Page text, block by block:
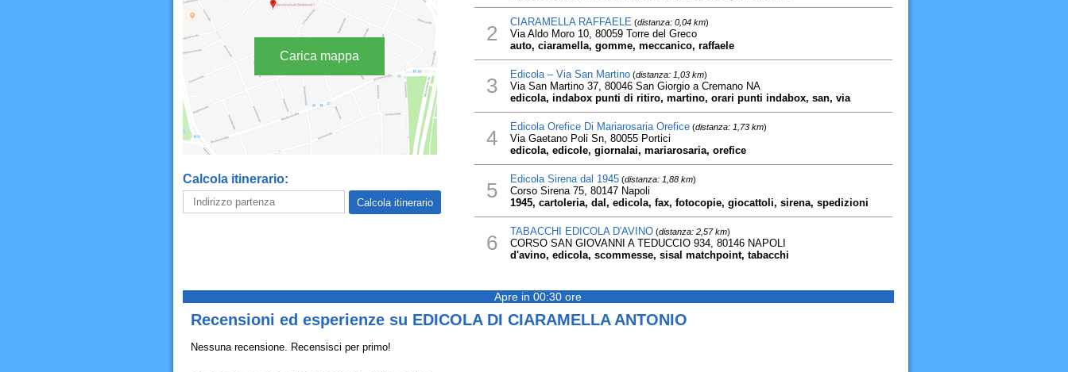
Carica mappa
Calcola itinerario:
2 CIARAMELLA RAFFAELE (distanza: 0,04 km)
Via Aldo Moro 10, 80059 Torre del Greco
auto, ciaramella, gomme, meccanico, raffaele
3 Edicola – Via San Martino(distanza: 1,03 km)
Via San Martino 37, 80046 San Giorgio a Cremano NA
edicola, indabox punti di ritiro, martino, orari punti indabox, san, via
4 Edicola Orefice Di Mariarosaria Orefice(distanza: 1,73 km)
Via Gaetano Poli Sn, 80055 Portici
edicola, edicole, giornalai, mariarosaria, orefice
5 Edicola Sirena dal 1945(distanza: 1,88 km)
Corso Sirena 75, 80147 Napoli
1945, cartoleria, dal, edicola, fax, fotocopie, giocattoli, sirena, spedizioni
6 TABACCHI EDICOLA D'AVINO(distanza: 2,57 km)
CORSO SAN GIOVANNI A TEDUCCIO 934, 80146 NAPOLI
d'avino, edicola, scommesse, sisal matchpoint, tabacchi
Apre in 00:30 ore
Recensioni ed esperienze su EDICOLA DI CIARAMELLA ANTONIO
Nessuna recensione. Recensisci per primo!